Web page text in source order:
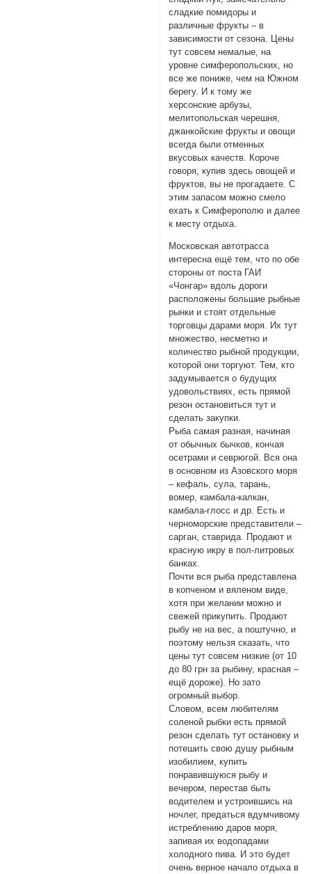
сладкие помидоры и
различные фрукты – в
зависимости от сезона. Цены
тут совсем немалые, на
уровне симферопольских, но
все же пониже, чем на Южном
берегу. И к тому же
херсонские арбузы,
мелитопольская черешня,
джанкойские фрукты и овощи
всегда были отменных
вкусовых качеств. Короче
говоря, купив здесь овощей и
фруктов, вы не прогадаете. С
этим запасом можно смело
ехать к Симферополю и далее
к месту отдыха.
Московская автотрасса
интересна ещё тем, что по обе
стороны от поста ГАИ
«Чонгар» вдоль дороги
расположены большие рыбные
рынки и стоят отдельные
торговцы дарами моря. Их тут
множество, несметно и
количество рыбной продукции,
которой они торгуют. Тем, кто
задумывается о будущих
удовольствиях, есть прямой
резон остановиться тут и
сделать закупки.
Рыба самая разная, начиная
от обычных бычков, кончая
осетрами и севрюгой. Вся она
в основном из Азовского моря
– кефаль, сула, тарань,
вомер, камбала-калкан,
камбала-глосс и др. Есть и
черноморские представители –
сарган, ставрида. Продают и
красную икру в пол-литровых
банках.
Почти вся рыба представлена
в копченом и вяленом виде,
хотя при желании можно и
свежей прикупить. Продают
рыбу не на вес, а поштучно, и
поэтому нельзя сказать, что
цены тут совсем низкие (от 10
до 80 грн за рыбину, красная –
ещё дороже). Но зато
огромный выбор.
Словом, всем любителям
соленой рыбки есть прямой
резон сделать тут остановку и
потешить свою душу рыбным
изобилием, купить
понравившуюся рыбу и
вечером, перестав быть
водителем и устроившись на
ночлег, предаться вдумчивому
истреблению даров моря,
запивая их водопадами
холодного пива. И это будет
очень верное начало отдыха в